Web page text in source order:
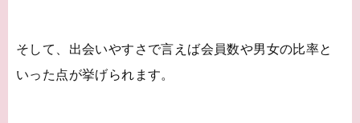
そして、出会いやすさで言えば会員数や男女の比率と
いった点が挙げられます。